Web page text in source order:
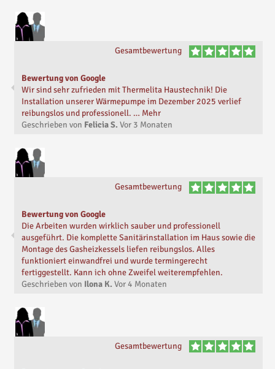
Gesamtbewertung
Bewertung von Google
Wir sind sehr zufrieden mit Thermelita Haustechnik! Die
Installation unserer Wärmepumpe im Dezember 2025 verlief
reibungslos und professionell. … Mehr
Geschrieben von Felicia S. Vor 3 Monaten
Gesamtbewertung
Bewertung von Google
Die Arbeiten wurden wirklich sauber und professionell
ausgeführt. Die komplette Sanitärinstallation im Haus sowie die
Montage des Gasheizkessels liefen reibungslos. Alles
funktioniert einwandfrei und wurde termingerecht
fertiggestellt. Kann ich ohne Zweifel weiterempfehlen.
Geschrieben von Ilona K. Vor4 Monaten
Gesamtbewertung